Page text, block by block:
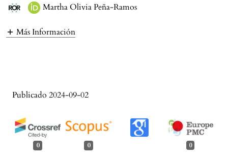
Martha Olivia Peña-Ramos
Más Información
Publicado 2024-09-02
0 0 0